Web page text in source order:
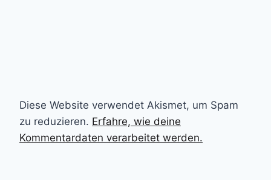
Diese Website verwendet Akismet, um Spam
zu reduzieren. Erfahre, wie deine
Kommentardaten verarbeitet werden.